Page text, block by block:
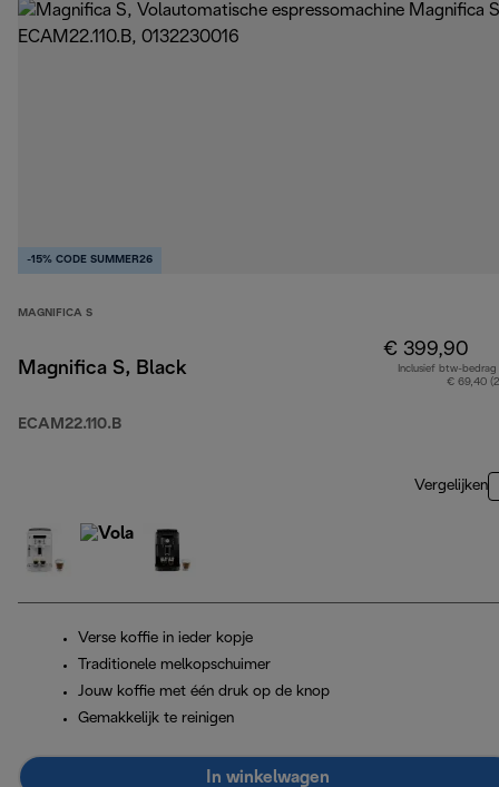
-15% CODE SUMMER26
MAGNIFICA S
Magnifica S, Black
ECAM22.110.B
€ 399,90
Inclusief btw-bedrag
€ 69,40
Vergelijken
Verse koffie in ieder kopje
Traditionele melkopschuimer
Jouw koffie met één druk op de knop
Gemakkelijk te reinigen
In winkelwagen